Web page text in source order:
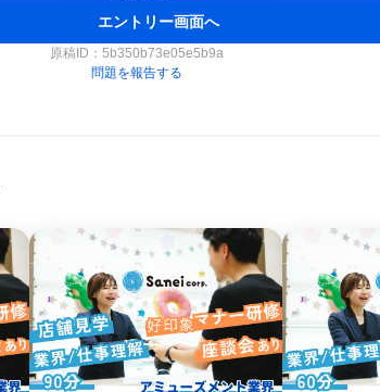
エントリー画面へ
原稿ID： 5b350b73e05e5b9a
問題を報告する